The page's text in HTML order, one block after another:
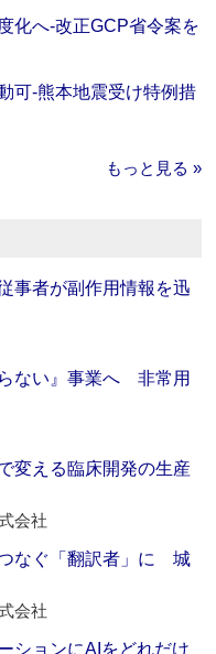
化へ‐改正GCP省令案を
可‐熊本地震受け特例措
もっと見る »
事者が副作用情報を迅
ない』事業へ 非常用
変える臨床開発の生産
会社
つなぐ「翻訳者」に 城
会社
ションにAIをどれだけ